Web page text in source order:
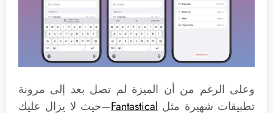
وعلى الرغم من أن الميزة لم تصل بعد إلى مرونة
تطبيقات شهيرة مثل Fantastical—حيث لا يزال عليك